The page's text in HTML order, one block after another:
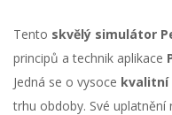
Tento skvělý simulátor
principů a technik aplikace
Jedná se o vysoce kvalitní
trhu obdoby. Své